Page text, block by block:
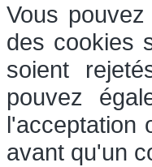
Vous
des cookies
soient
pouvez
l'acceptation
avant qu'un